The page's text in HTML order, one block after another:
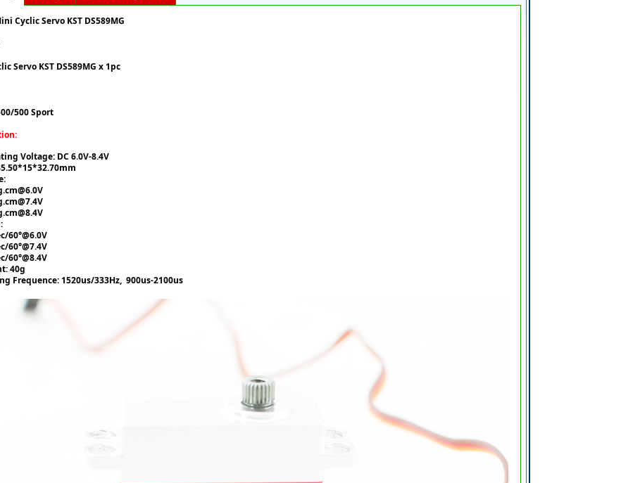
Cyclic Servo KST DS589MG
Servo KST DS589MG x 1pc
500 Sport
Voltage: DC 6.0V-8.4V
60°@6.0V
60°@7.4V
60°@8.4V
40g
Frequence: 1520us/333Hz, 900us-2100us